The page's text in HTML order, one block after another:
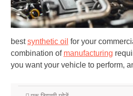
bestsynthetic oil for your
combination of manufacturing
you want your vehicle to perform,